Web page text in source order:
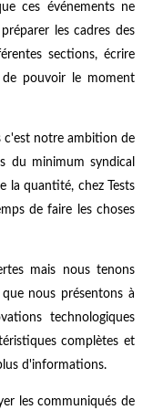
ces événements ne
les cadres des
sections, écrire
pouvoir le moment
c'est notre ambition de
du minimum syndical
la quantité, chez Tests
de faire les choses
mais nous tenons
nous présentons à
technologiques
complètes et
d'informations.
les communiqués de